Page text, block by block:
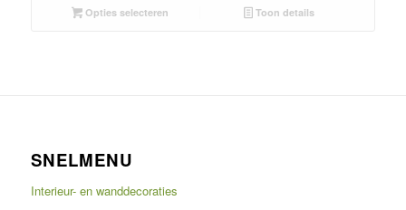
Opties selecteren Toon details
SNELMENU
Interieur- en wanddecoraties